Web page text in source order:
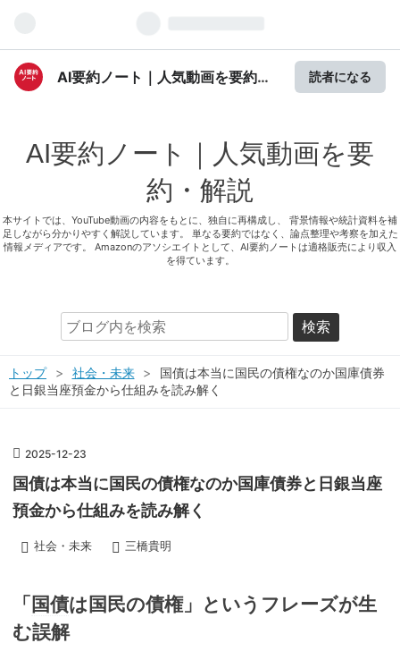
AI要約ノート｜人気動画を要約・
読者になる
AI要約ノート｜人気動画を要
約・解説
本サイトでは、YouTube動画の内容をもとに、独自に再構成し、 背景情報や統計資料を補
足しながら分かりやすく解説しています。 単なる要約ではなく、論点整理や考察を加えた
情報メディアです。 Amazonのアソシエイトとして、AI要約ノートは適格販売により収入
を得ています。
トップ > 社会・未来 >
国債は本当に国民の債権なのか国庫債券
と日銀当座預金から仕組みを読み解く
2025-12-23
国債は本当に国民の債権なのか国庫債券と日銀当座
預金から仕組みを読み解く
社会・未来 三橋貴明
「 国債は国民の債権」というフレーズが生
む誤解